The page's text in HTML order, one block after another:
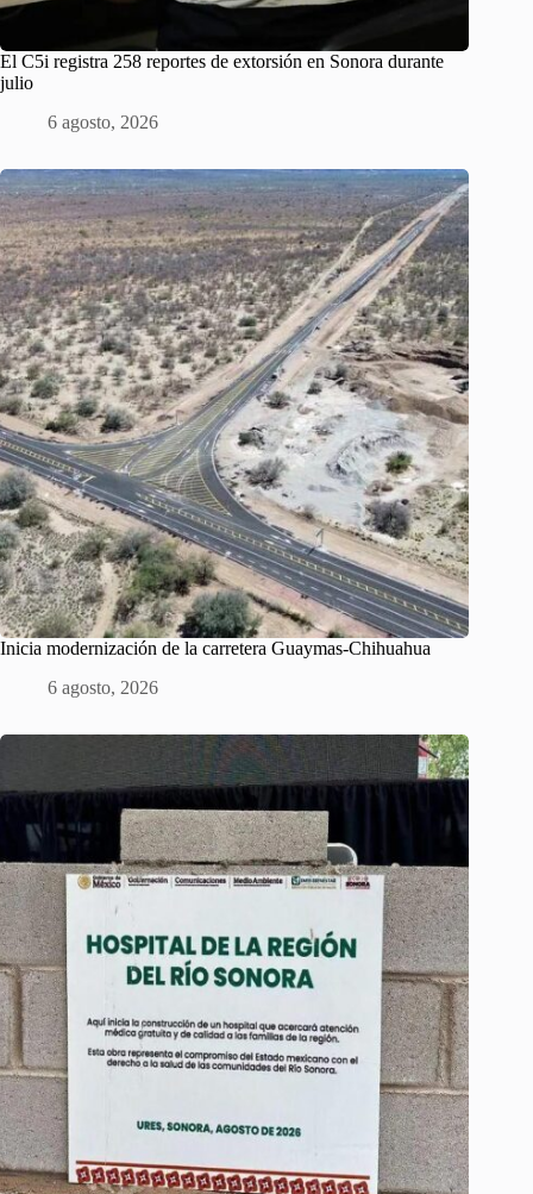
El C5i registra 258 reportes de extorsión en Sonora durante
julio
6 agosto, 2026
Inicia modernización de la carretera Guaymas-Chihuahua
6 agosto, 2026